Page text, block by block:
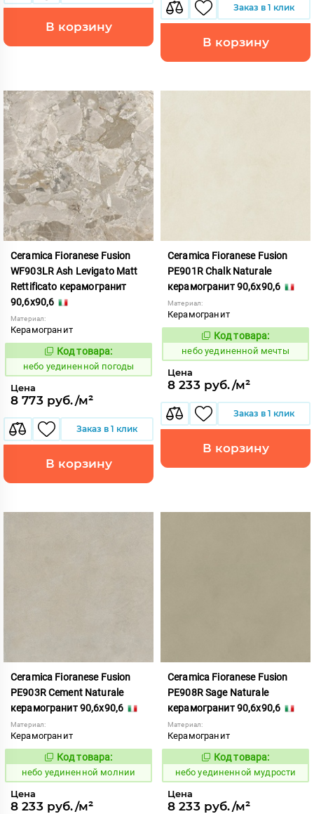
В корзину
Заказ в 1 клик
В корзину
Ceramica Fioranese Fusion
WF903LR Ash Levigato Matt
Rettificato керамогранит
90,6x90,6
Материал:
Керамогранит
1122946
Код товара:
небо уединенной погоды
Цена
8 773 руб./м²
Заказ в 1 клик
В корзину
Ceramica Fioranese Fusion
PE901R Chalk Naturale
керамогранит 90,6x90,6
Материал:
Керамогранит
1122926
Код товара:
небо уединенной мечты
Цена
8 233 руб./м²
Заказ в 1 клик
В корзину
Ceramica Fioranese Fusion
PE903R Cement Naturale
керамогранит 90,6x90,6
Материал:
Керамогранит
1122928
Код товара:
небо уединенной молнии
Цена
8 233 руб./м²
Ceramica Fioranese Fusion
PE908R Sage Naturale
керамогранит 90,6x90,6
Материал:
Керамогранит
1122930
Код товара:
небо уединенной мудрости
Цена
8 233 руб./м²